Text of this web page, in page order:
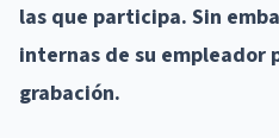
las que participa. Sin
internas de su empleador
grabación.